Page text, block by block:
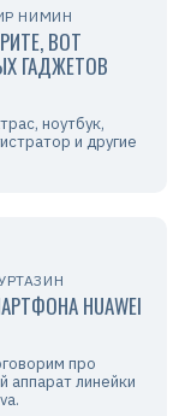
НИМИН
ВОТ
ГАДЖЕТОВ
ноутбук,
и другие
HUAWEI
про
линейки